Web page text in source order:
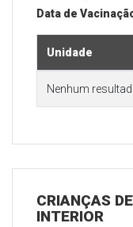
Data de
Unidade
Nenhum
CRIANÇAS
INTERIOR